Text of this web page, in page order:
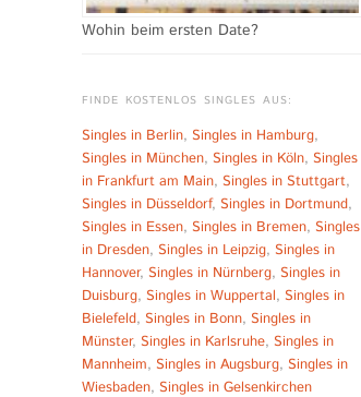
Wohin beim ersten Date?
FINDE KOSTENLOS SINGLES AUS:
Singles in Berlin, Singles in Hamburg,
Singles in München, Singles in Köln, Singles
in Frankfurt am Main, Singles in Stuttgart,
Singles in Düsseldorf, Singles in Dortmund,
Singles in Essen, Singles in Bremen, Singles
in Dresden, Singles in Leipzig, Singles in
Hannover, Singles in Nürnberg, Singles in
Duisburg, Singles in Wuppertal, Singles in
Bielefeld, Singles in Bonn, Singles in
Münster, Singles in Karlsruhe, Singles in
Mannheim, Singles in Augsburg, Singles in
Wiesbaden, Singles in Gelsenkirchen